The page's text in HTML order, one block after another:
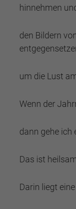
hinnehmen
den Bildern
um die Lust
Wenn der
dann gehe ich
Das ist
Darin liegt